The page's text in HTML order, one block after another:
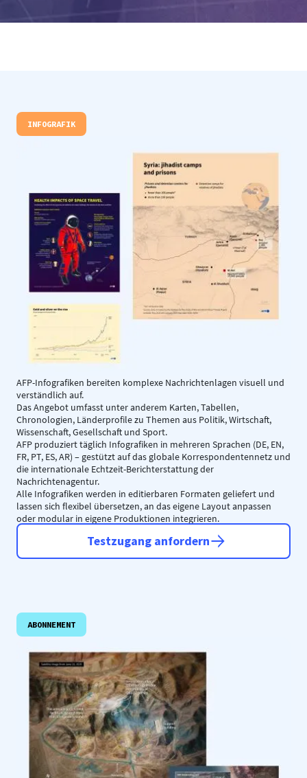
INFOGRAFIK
AFP-Infografiken bereiten komplexe Nachrichtenlagen visuell und
verständlich auf.
Das Angebot umfasst unter anderem Karten, Tabellen,
Chronologien, Länderprofile zu Themen aus Politik, Wirtschaft,
Wissenschaft, Gesellschaft und Sport.
AFP produziert täglich Infografiken in mehreren Sprachen (DE, EN,
FR, PT, ES, AR) – gestützt auf das globale Korrespondentennetz und
die internationale Echtzeit-Berichterstattung der
Nachrichtenagentur.
Alle Infografiken werden in editierbaren Formaten geliefert und
lassen sich flexibel übersetzen, an das eigene Layout anpassen
oder modular in eigene Produktionen integrieren.
Testzugang anfordern
ABONNEMENT